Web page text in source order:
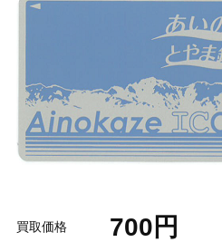
買取価格 700円